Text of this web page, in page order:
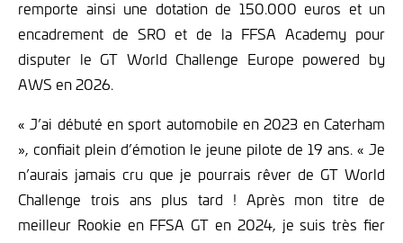
remporte ainsi une dotation de 150.000 euros et un
encadrement de SRO et de la FFSA Academy pour
disputer le GT World Challenge Europe powered by
AWS en 2026.
« J’ai débuté en sport automobile en 2023 en Caterham
», confiait plein d’émotion le jeune pilote de 19 ans. « Je
n’aurais jamais cru que je pourrais rêver de GT World
Challenge trois ans plus tard ! Après mon titre de
meilleur Rookie en FFSA GT en 2024, je suis très fier